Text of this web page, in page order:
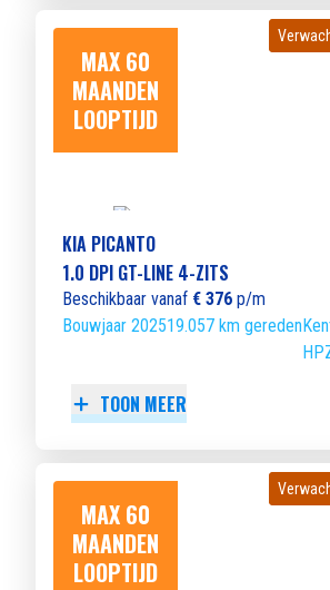
MAX 60
MAANDEN
LOOPTIJD
KIA PICANTO
1.0 DPI GT-LINE 4-ZITS
Beschikbaar vanaf € 376 p/m
Bouwjaar 202519.057 km gereden
TOON MEER
MAX 60
MAANDEN
LOOPTIJD